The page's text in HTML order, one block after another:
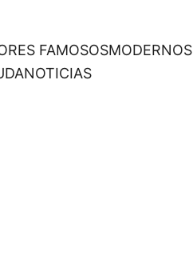
FAMOSOSMODERNOS
NOTICIAS